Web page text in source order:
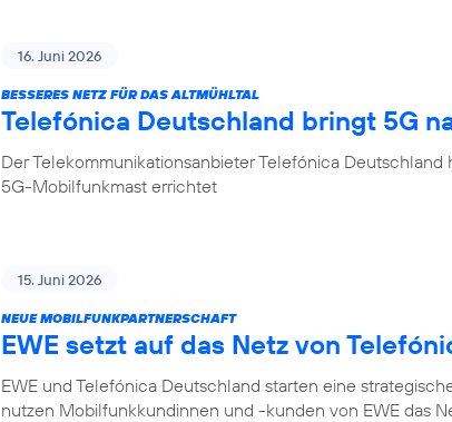
16. Juni 2026
BESSERES NETZ FÜR DAS ALTMÜHLTAL
Telefónica Deutschland bringt 5G
Der Telekommunikationsanbieter Telefónica
5G-Mobilfunkmast errichtet
15. Juni 2026
NEUE MOBILFUNKPARTNERSCHAFT
EWE setzt auf das Netz von
EWE und Telefónica Deutschland starten eine
nutzen Mobilfunkkundinnen und -kunden von EWE das